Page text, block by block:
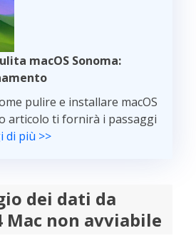
macOS Sonoma:
pulire e installare macOS
articolo ti fornirà i passaggi
di più >>
dei dati da
Mac non avviabile